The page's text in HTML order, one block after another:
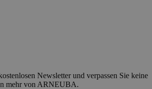
Newsletter und verpassen Sie keine
mehr von ARNEUBA.